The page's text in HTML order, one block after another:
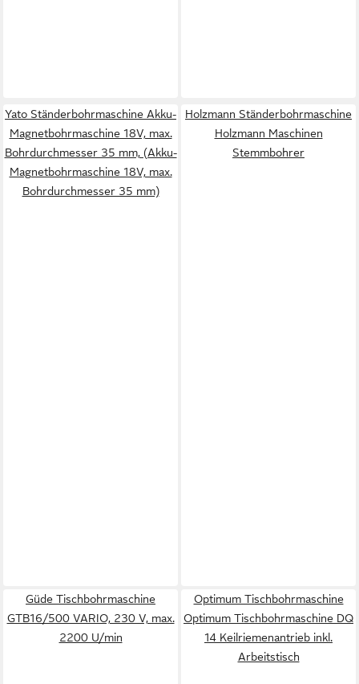
Yato Ständerbohrmaschine Akku-
Magnetbohrmaschine 18V, max.
Bohrdurchmesser 35 mm, (Akku-
Magnetbohrmaschine 18V, max.
Bohrdurchmesser 35 mm)
Holzmann Ständerbohrmaschine
Holzmann Maschinen
Stemmbohrer
Güde Tischbohrmaschine
GTB16/500 VARIO, 230 V, max.
2200 U/min
Optimum Tischbohrmaschine
Optimum Tischbohrmaschine DQ
14 Keilriemenantrieb inkl.
Arbeitstisch